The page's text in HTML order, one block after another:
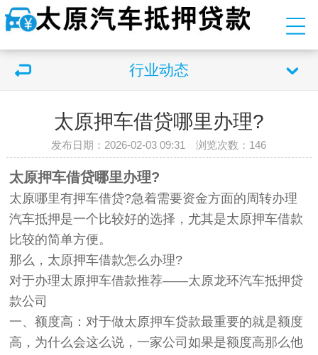
行业动态
太原押车借贷哪里办理?
发布日期：2026-02-03 09:31 浏览次数： 146
太原押车借贷哪里办理?
太原哪里有押车借贷?急着需要资金方面的周转办理
汽车抵押是一个比较好的选择，尤其是太原押车借款
比较的简单方便。
那么，太原押车借款怎么办理?
对于办理太原押车借款推荐——太原龙环汽车抵押贷
款公司
一、额度高：对于做太原押车贷款最重要的就是额度
高，为什么会这么说，一家公司如果是额度高那么他